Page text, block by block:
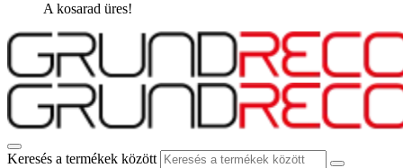
A kosarad üres!
Keresés a termékek között